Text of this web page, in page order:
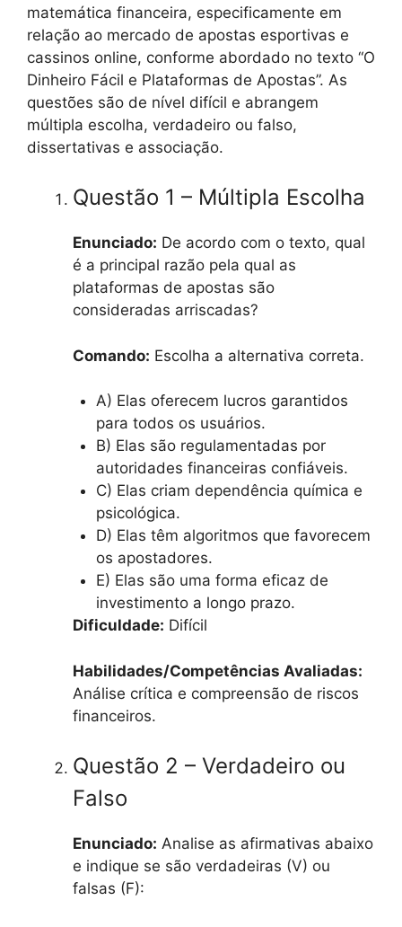
matemática financeira, especificamente em
relação ao mercado de apostas esportivas e
cassinos online, conforme abordado no texto “O
Dinheiro Fácil e Plataformas de Apostas”. As
questões são de nível difícil e abrangem
múltipla escolha, verdadeiro ou falso,
dissertativas e associação.
Questão 1 – Múltipla Escolha
Enunciado: De acordo com o texto, qual
é a principal razão pela qual as
plataformas de apostas são
consideradas arriscadas?
Comando: Escolha a alternativa correta.
A) Elas oferecem lucros garantidos
para todos os usuários.
B) Elas são regulamentadas por
autoridades financeiras confiáveis.
C) Elas criam dependência química e
psicológica.
D) Elas têm algoritmos que favorecem
os apostadores.
E) Elas são uma forma eficaz de
investimento a longo prazo.
Dificuldade: Difícil
Habilidades/Competências Avaliadas:
Análise crítica e compreensão de riscos
financeiros.
Questão 2 – Verdadeiro ou
Falso
Enunciado: Analise as afirmativas abaixo
e indique se são verdadeiras (V) ou
falsas (F):